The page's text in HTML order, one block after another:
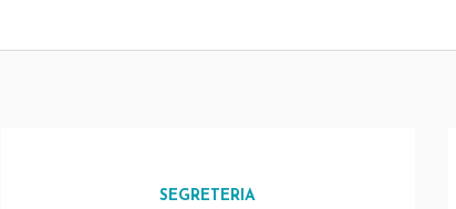
SEGRETERIA